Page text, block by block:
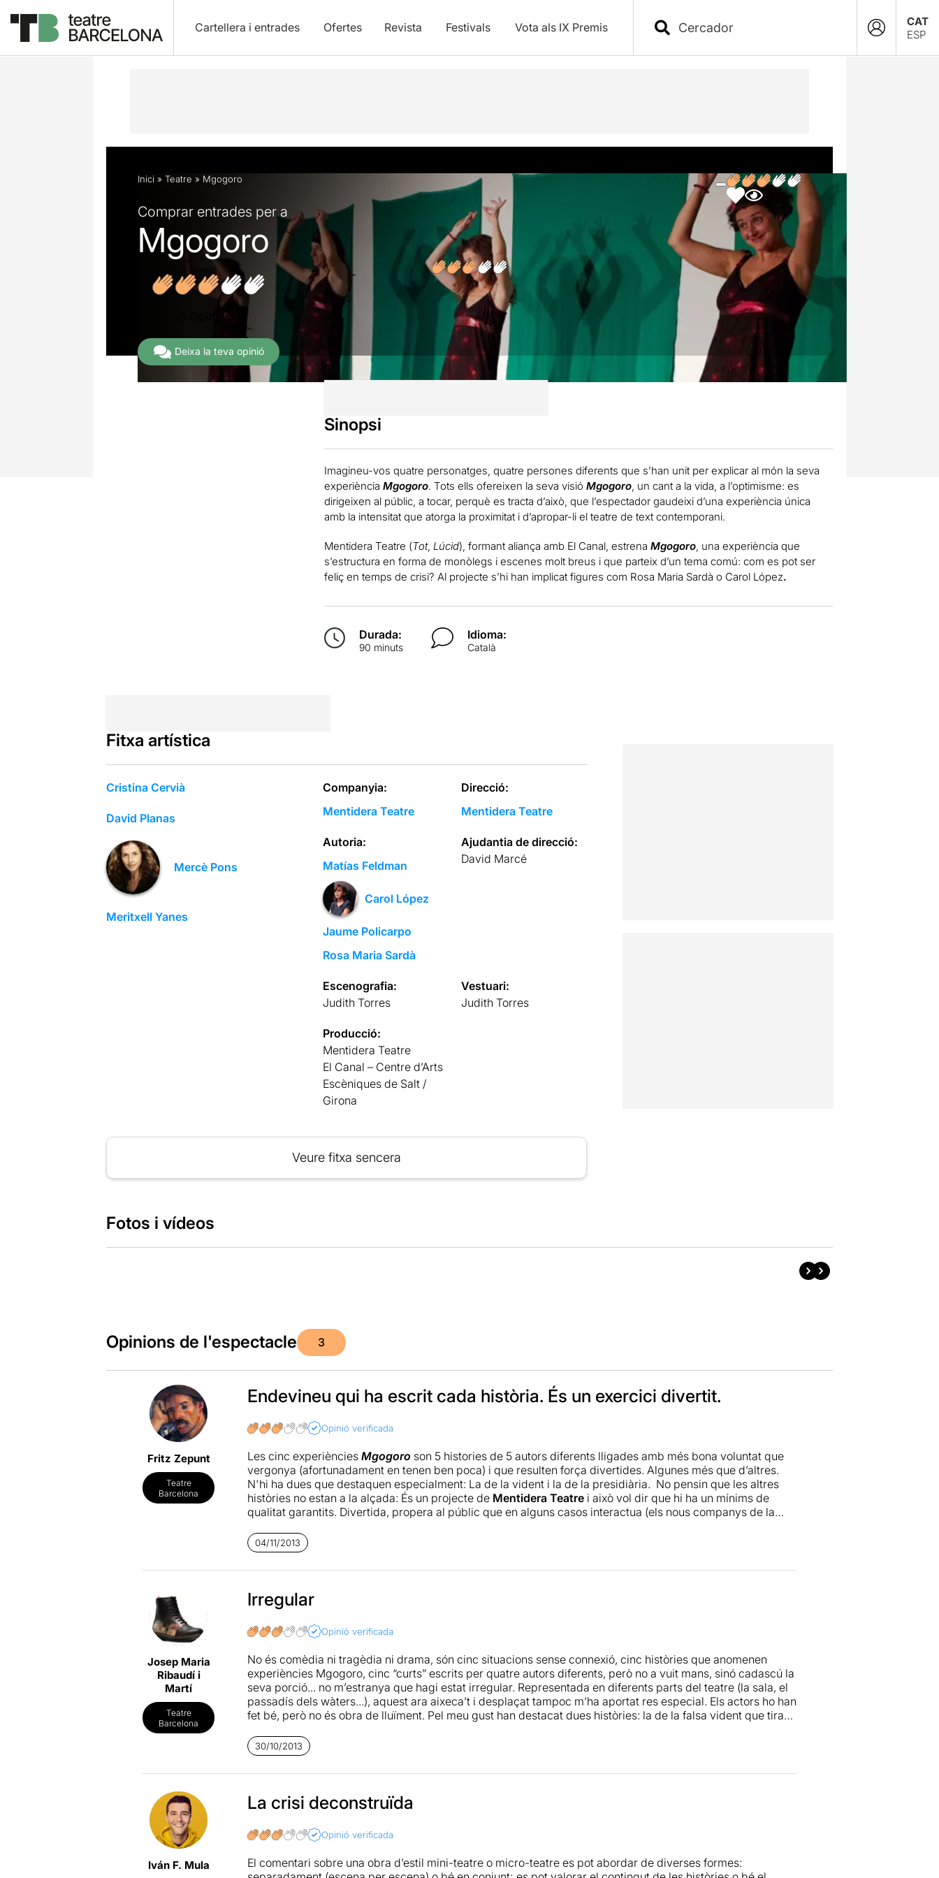
Cartellera i entrades Ofertes Revista Festivals Vota als IX Premis
CAT
ESP
Descripció Fitxa artística Fotos i vídeos Opinions
Inici » Teatre » Mgogoro
Comprar entrades per a
Mgogoro
3 Opinions
Deixa la teva opinió
Sinopsi
Imagineu-vos quatre personatges, quatre persones diferents que s’han unit per explicar al món la seva
experiència Mgogoro. Tots ells ofereixen la seva visió Mgogoro, un cant a la vida, a l’optimisme: es
dirigeixen al públic, a tocar, perquè es tracta d’això, que l’espectador gaudeixi d’una experiència única
amb la intensitat que atorga la proximitat i d’apropar-li el teatre de text contemporani.
Mentidera Teatre (Tot, Lúcid), formant aliança amb El Canal, estrena Mgogoro, una experiència que
s’estructura en forma de monòlegs i escenes molt breus i que parteix d’un tema comú: com es pot ser
feliç en temps de crisi? Al projecte s’hi han implicat figures com Rosa Maria Sardà o Carol López.
Durada:
90 minuts
Idioma:
Català
Fitxa artística
Cristina Cervià
David Planas
Mercè Pons
Meritxell Yanes
Companyia:
Mentidera Teatre
Direcció:
Mentidera Teatre
Autoria:
Matías Feldman
Carol López
Jaume Policarpo
Rosa Maria Sardà
Ajudantia de direcció:
David Marcé
Escenografia:
Judith Torres
Vestuari:
Judith Torres
Producció:
Mentidera Teatre
El Canal – Centre d’Arts
Escèniques de Salt /
Girona
Veure fitxa sencera
Fotos i vídeos
Opinions de l'espectacle 3
Fritz Zepunt
Teatre
Barcelona
Endevineu qui ha escrit cada història. És un exercici divertit.
Opinió verificada
Les cinc experiències Mgogoro son 5 histories de 5 autors diferents lligades amb més bona voluntat que
vergonya (afortunadament en tenen ben poca) i que resulten força divertides. Algunes més que d’altres.
N'hi ha dues que destaquen especialment: La de la vident i la de la presidiària. No pensin que les altres
històries no estan a la alçada: És un projecte de Mentidera Teatrei això vol dir que hi ha un mínims de
qualitat garantits. Divertida, propera al públic que en alguns casos interactua (els nous companys de la
el mes de novembre, teniu-la en compte.
04/11/2013
Josep Maria
Ribaudí i
Martí
Teatre
Barcelona
Irregular
Opinió verificada
No és comèdia ni tragèdia ni drama, són cinc situacions sense connexió, cinc històries que anomenen
experiències Mgogoro, cinc “curts” escrits per quatre autors diferents, però no a vuit mans, sinó cadascú la
seva porció... no m’estranya que hagi estat irregular. Representada en diferents parts del teatre (la sala, el
passadís dels wàters...), aquest ara aixeca’t i desplaçat tampoc m’ha aportat res especial. Els actors ho han
fet bé, però no és obra de lluïment. Pel meu gust han destacat dues històries: la de la falsa vident que tira
30/10/2013
Iván F. Mula
La crisi deconstruïda
Opinió verificada
El comentari sobre una obra d’estil mini-teatre o micro-teatre es pot abordar de diverses formes: